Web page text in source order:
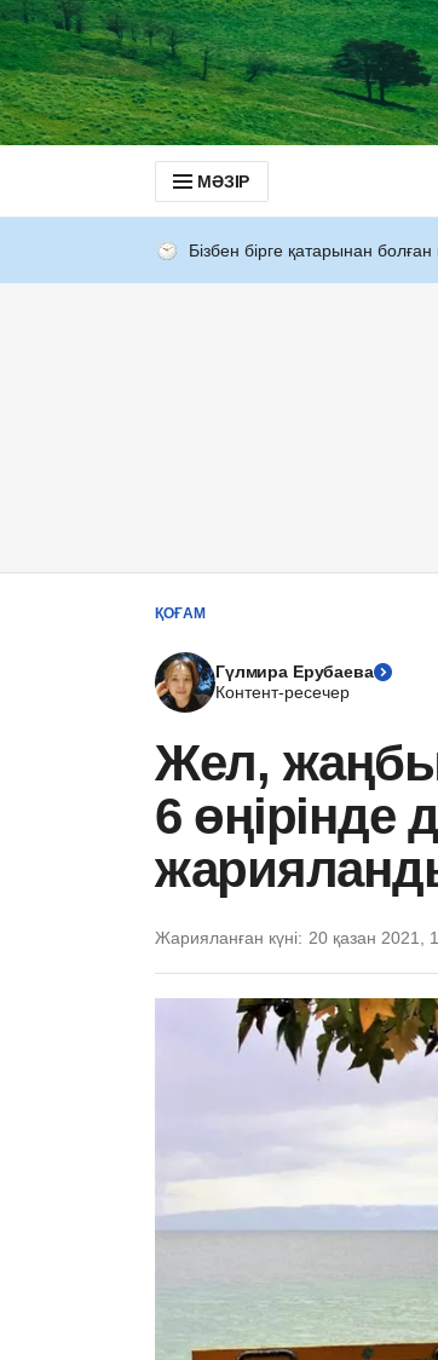
МӘЗІР
Бізбен бірге қатарынан болған
ҚОҒАМ
Гүлмира Ерубаева
Контент-ресечер
Жел,
6 өңірінде
Жарияланған күні: 20 қазан 2021,